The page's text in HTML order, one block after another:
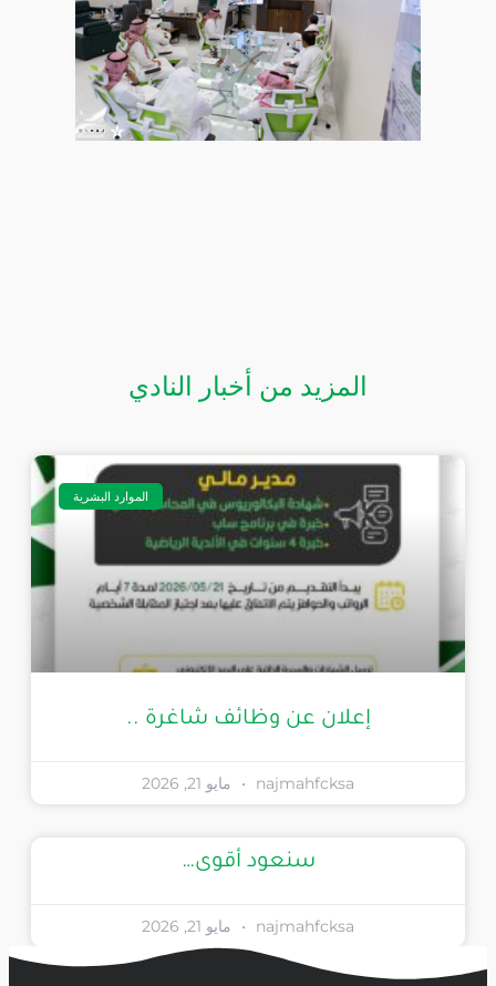
المزيد من أخبار النادي
الموارد البشرية
إعلان عن وظائف شاغرة ..
najmahfcksa مايو 21, 2026
سنعود أقوى…
najmahfcksa مايو 21, 2026